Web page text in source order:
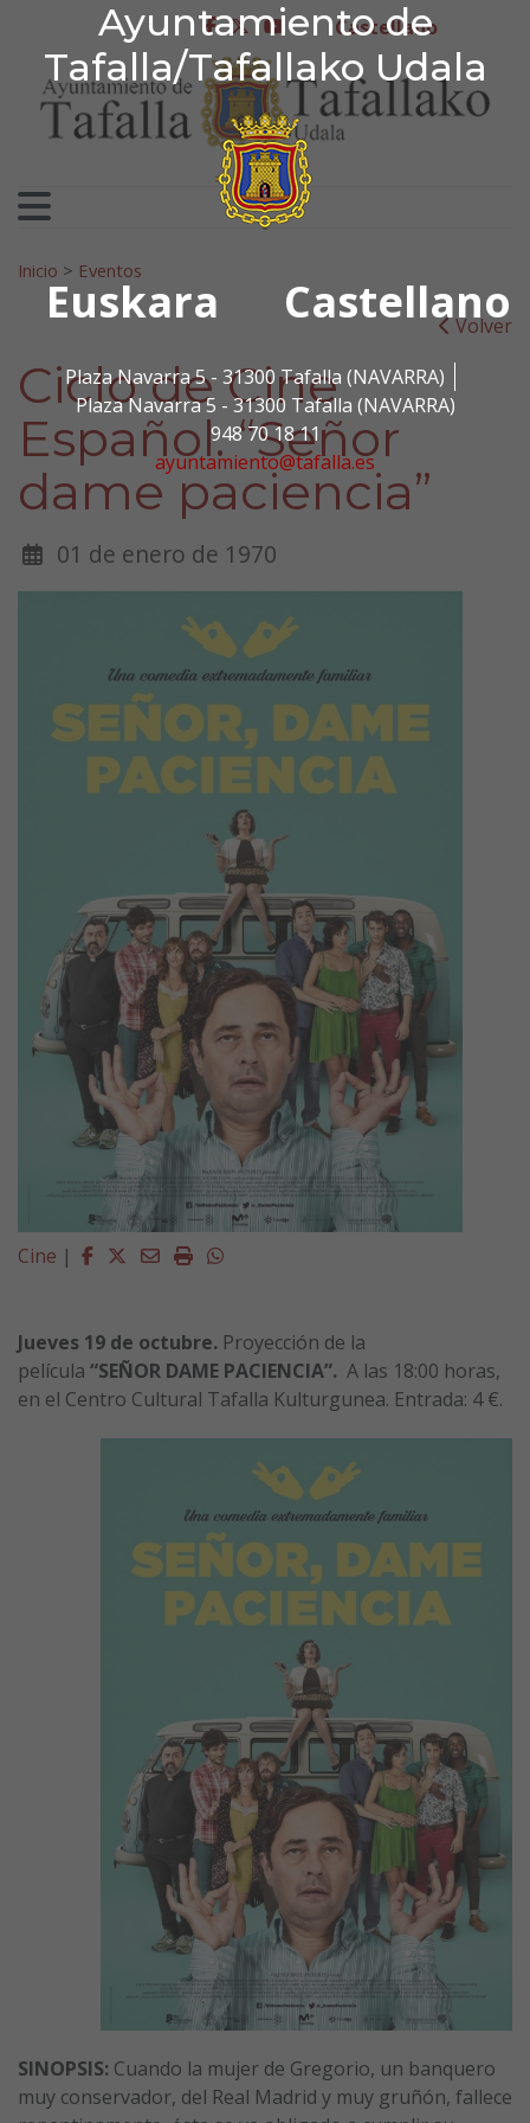
Ayuntamiento de
Tafalla/Tafallako Udala
Euskara Castellano
Plaza Navarra 5 - 31300 Tafalla (NAVARRA)
Plaza Navarra 5 - 31300 Tafalla (NAVARRA)
948 70 18 11
ayuntamiento@tafalla.es
Ir al contenido
Ayuntamiento de
facebook
twitter
youtubeCastellano
Search for:
Inicio > Eventos
Volver
Ciclo de Cine
Español. “Señor
dame paciencia”
01 de enero de 1970
Cine | Facebook
Twitter
EmailImprimirWhatsapp
Jueves 19 de octubre. Proyección de la
película “SEÑOR DAME PACIENCIA”. A las 18:00 horas,
en el Centro Cultural Tafalla Kulturgunea. Entrada: 4 €.
SINOPSIS: Cuando la mujer de Gregorio, un banquero
muy conservador, del Real Madrid y muy gruñón, fallece